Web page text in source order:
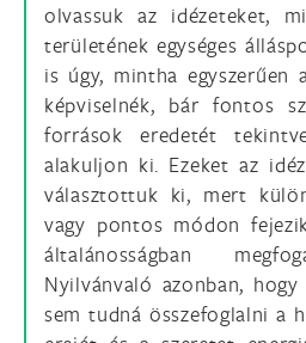
olvassuk az idézeteket,
területének egységes
is úgy, mintha egyszerűen
képviselnék, bár fontos
források eredetét
alakuljon ki. Ezeket az
választottuk ki, mert
vagy pontos módon
általánosságban
Nyilvánvaló azonban,
sem tudná összefoglalni a